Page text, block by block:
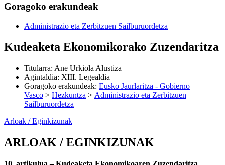
Goragoko erakundeak
Administrazio eta Zerbitzuen Sailburuordetza
Kudeaketa Ekonomikorako Zuzendaritza
Titularra: Ane Urkiola Alustiza
Agintaldia: XIII. Legealdia
Goragoko erakundeak: Eusko Jaurlaritza - Gobierno
Vasco > Hezkuntza > Administrazio eta Zerbitzuen
Sailburuordetza
Arloak / Eginkizunak
ARLOAK / EGINKIZUNAK